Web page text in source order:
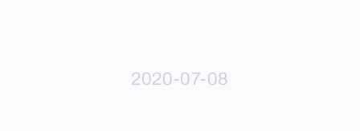
2020-07-08